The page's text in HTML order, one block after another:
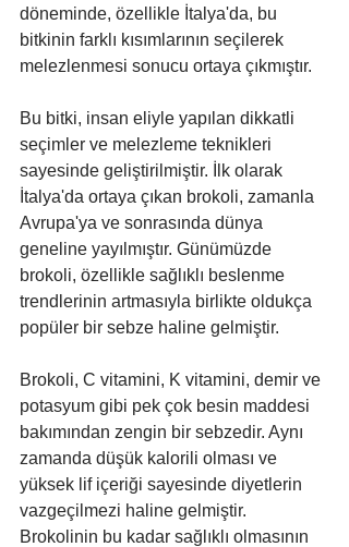
döneminde, özellikle İtalya'da, bu
bitkinin farklı kısımlarının seçilerek
melezlenmesi sonucu ortaya çıkmıştır.
Bu bitki, insan eliyle yapılan dikkatli
seçimler ve melezleme teknikleri
sayesinde geliştirilmiştir. İlk olarak
İtalya'da ortaya çıkan brokoli, zamanla
Avrupa'ya ve sonrasında dünya
geneline yayılmıştır. Günümüzde
brokoli, özellikle sağlıklı beslenme
trendlerinin artmasıyla birlikte oldukça
popüler bir sebze haline gelmiştir.
Brokoli, C vitamini, K vitamini, demir ve
potasyum gibi pek çok besin maddesi
bakımından zengin bir sebzedir. Aynı
zamanda düşük kalorili olması ve
yüksek lif içeriği sayesinde diyetlerin
vazgeçilmezi haline gelmiştir.
Brokolinin bu kadar sağlıklı olmasının